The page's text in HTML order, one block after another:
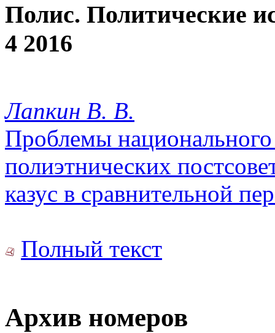
Полис. Политические
4 2016
Лапкин В. В.
Проблемы национального
полиэтнических
казус в сравнительной
Полный текст
Архив номеров